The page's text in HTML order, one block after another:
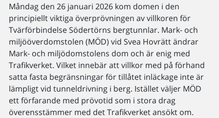
Måndag den 26 januari 2026 kom domen i den
principiellt viktiga överprövningen av villkoren för
Tvärförbindelse Södertörns bergtunnlar. Mark- och
miljööverdomstolen (MÖD) vid Svea Hovrätt ändrar
Mark- och miljödomstolens dom och är enig med
Trafikverket. Vilket innebär att villkor med på förhand
satta fasta begränsningar för tillåtet inläckage inte är
lämpligt vid tunneldrivning i berg. Istället väljer MÖD
ett förfarande med prövotid som i stora drag
överensstämmer med det Trafikverket ansökt om.